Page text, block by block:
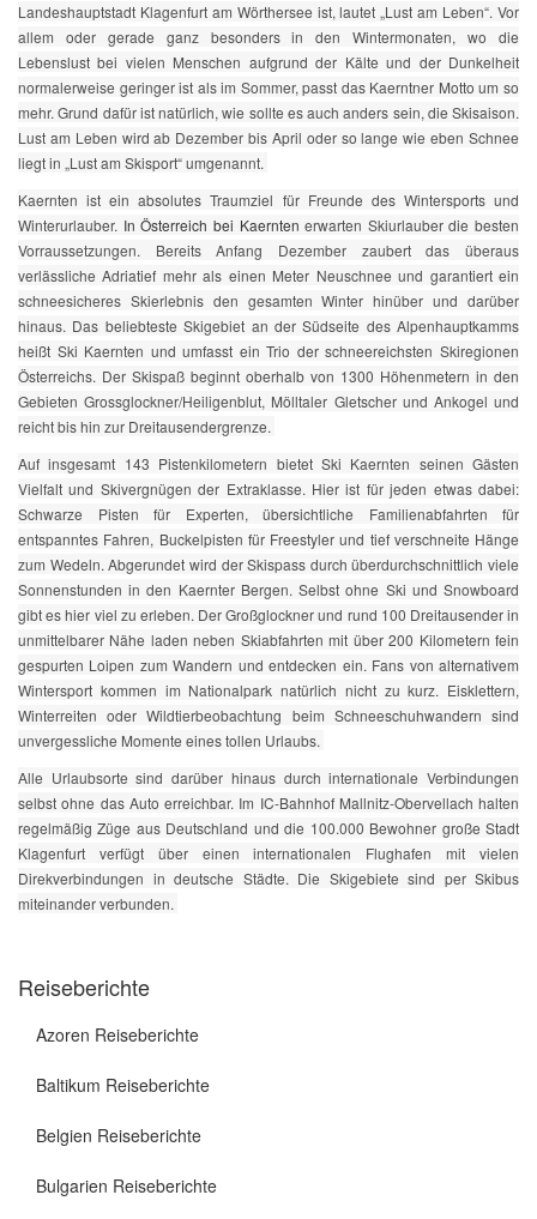
Landeshauptstadt Klagenfurt am Wörthersee ist, lautet „Lust am Leben“. Vor
allem oder gerade ganz besonders in den Wintermonaten, wo die
Lebenslust bei vielen Menschen aufgrund der Kälte und der Dunkelheit
normalerweise geringer ist als im Sommer, passt das Kaerntner Motto um so
mehr. Grund dafür ist natürlich, wie sollte es auch anders sein, die Skisaison.
Lust am Leben wird ab Dezember bis April oder so lange wie eben Schnee
liegt in „Lust am Skisport“ umgenannt.
Kaernten ist ein absolutes Traumziel für Freunde des Wintersports und
Winterurlauber. In Österreich bei Kaernten erwarten Skiurlauber die besten
Vorraussetzungen. Bereits Anfang Dezember zaubert das überaus
verlässliche Adriatief mehr als einen Meter Neuschnee und garantiert ein
schneesicheres Skierlebnis den gesamten Winter hinüber und darüber
hinaus. Das beliebteste Skigebiet an der Südseite des Alpenhauptkamms
heißt Ski Kaernten und umfasst ein Trio der schneereichsten Skiregionen
Österreichs. Der Skispaß beginnt oberhalb von 1300 Höhenmetern in den
Gebieten Grossglockner/Heiligenblut, Mölltaler Gletscher und Ankogel und
reicht bis hin zur Dreitausendergrenze.
Auf insgesamt 143 Pistenkilometern bietet Ski Kaernten seinen Gästen
Vielfalt und Skivergnügen der Extraklasse. Hier ist für jeden etwas dabei:
Schwarze Pisten für Experten, übersichtliche Familienabfahrten für
entspanntes Fahren, Buckelpisten für Freestyler und tief verschneite Hänge
zum Wedeln. Abgerundet wird der Skispass durch überdurchschnittlich viele
Sonnenstunden in den Kaernter Bergen. Selbst ohne Ski und Snowboard
gibt es hier viel zu erleben. Der Großglockner und rund 100 Dreitausender in
unmittelbarer Nähe laden neben Skiabfahrten mit über 200 Kilometern fein
gespurten Loipen zum Wandern und entdecken ein. Fans von alternativem
Wintersport kommen im Nationalpark natürlich nicht zu kurz. Eisklettern,
Winterreiten oder Wildtierbeobachtung beim Schneeschuhwandern sind
unvergessliche Momente eines tollen Urlaubs.
Alle Urlaubsorte sind darüber hinaus durch internationale Verbindungen
selbst ohne das Auto erreichbar. Im IC-Bahnhof Mallnitz-Obervellach halten
regelmäßig Züge aus Deutschland und die 100.000 Bewohner große Stadt
Klagenfurt verfügt über einen internationalen Flughafen mit vielen
Direkverbindungen in deutsche Städte. Die Skigebiete sind per Skibus
miteinander verbunden.
Reiseberichte
Azoren Reiseberichte
Baltikum Reiseberichte
Belgien Reiseberichte
Bulgarien Reiseberichte